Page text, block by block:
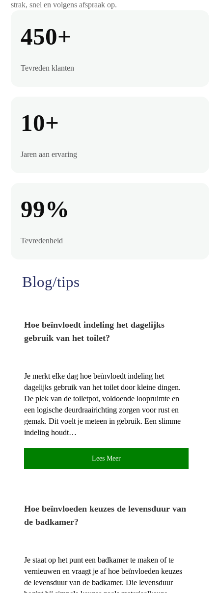
strak, snel en volgens afspraak op.
450+
Tevreden klanten
10+
Jaren aan ervaring
99%
Tevredenheid
Blog/tips
Hoe beïnvloedt indeling het dagelijks
gebruik van het toilet?
Je merkt elke dag hoe beïnvloedt indeling het
dagelijks gebruik van het toilet door kleine dingen.​
De plek van de toiletpot, voldoende loopruimte en
een logische deurdraairichting zorgen voor rust en
gemak.​ Dit voelt je meteen in gebruik.​ Een slimme
indeling houdt…
Lees Meer
Hoe beïnvloeden keuzes de levensduur van
de badkamer?
Je staat op het punt een badkamer te maken of te
vernieuwen en vraagt je af hoe beïnvloeden keuzes
de levensduur van de badkamer.​ Die levensduur